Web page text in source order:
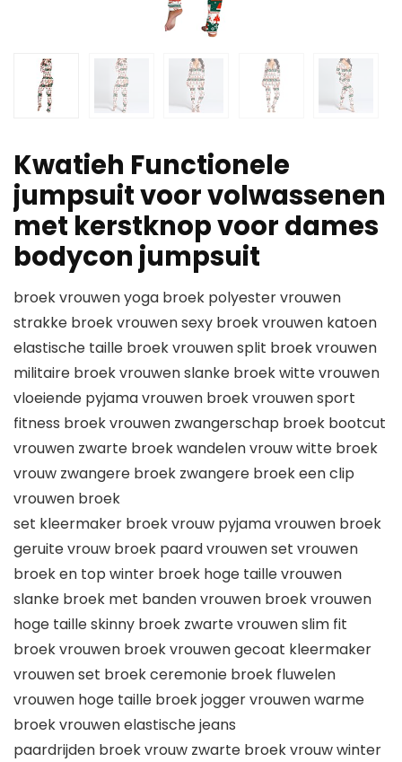
Kwatieh Functionele
jumpsuit voor volwassenen
met kerstknop voor dames
bodycon jumpsuit
broek vrouwen yoga broek polyester vrouwen
strakke broek vrouwen sexy broek vrouwen katoen
elastische taille broek vrouwen split broek vrouwen
militaire broek vrouwen slanke broek witte vrouwen
vloeiende pyjama vrouwen broek vrouwen sport
fitness broek vrouwen zwangerschap broek bootcut
vrouwen zwarte broek wandelen vrouw witte broek
vrouw zwangere broek zwangere broek een clip
vrouwen broek
set kleermaker broek vrouw pyjama vrouwen broek
geruite vrouw broek paard vrouwen set vrouwen
broek en top winter broek hoge taille vrouwen
slanke broek met banden vrouwen broek vrouwen
hoge taille skinny broek zwarte vrouwen slim fit
broek vrouwen broek vrouwen gecoat kleermaker
vrouwen set broek ceremonie broek fluwelen
vrouwen hoge taille broek jogger vrouwen warme
broek vrouwen elastische jeans
paardrijden broek vrouw zwarte broek vrouw winter